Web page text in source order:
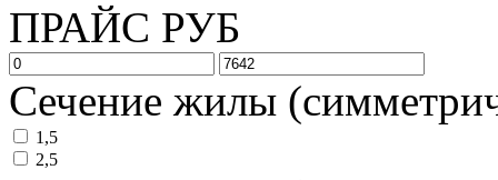
ПРАЙС РУБ
Сечение жилы
1,5
2,5